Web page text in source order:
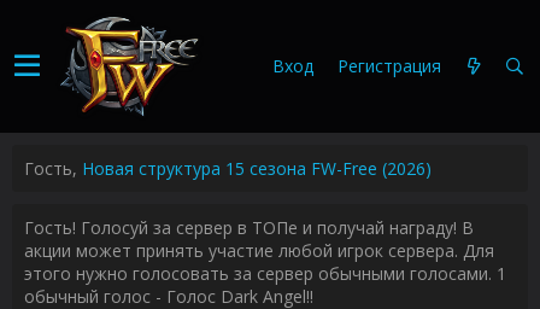
Вход Регистрация
Гость, Новая структура 15 сезона FW-Free (2026)
Гость! Голосуй за сервер в ТОПе и получай награду! В
акции может принять участие любой игрок сервера. Для
этого нужно голосовать за сервер обычными голосами. 1
обычный голос - Голос Dark Angel!!